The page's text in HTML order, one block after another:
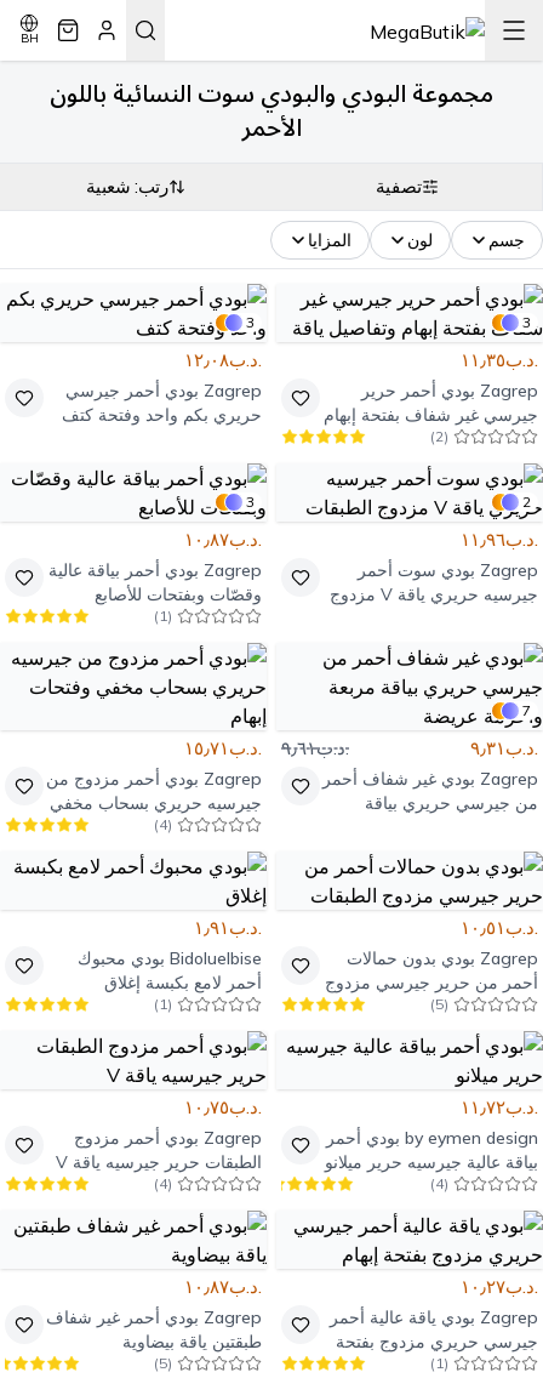
BH
مجموعة البودي والبودي سوت النسائية باللون
الأحمر
تصفية رتب: شعبية
جسم لون المزايا
3
.د.ب١١٫٣٥
Zagrep بودي أحمر حرير
جيرسي غير شفاف بفتحة إبهام
وتفاصيل ياقة(
2
)
3
.د.ب١٢٫٠٨
Zagrep بودي أحمر جيرسي
حريري بكم واحد وفتحة كتف
2
.د.ب١١٫٩٦
Zagrep بودي سوت أحمر
جيرسيه حريري ياقة V مزدوج
3
.د.ب١٠٫٨٧
Zagrep بودي أحمر بياقة عالية
وقصّات وبفتحات للأصابع
(
1
)
7
.د.ب٩٫٣١ .د.ب٩٫٦١
Zagrep بودي غير شفاف أحمر
من جيرسي حريري بياقة
.د.ب١٥٫٧١
Zagrep بودي أحمر مزدوج من
جيرسيه حريري بسحاب مخفي
وفتحات إبهام (
4
)
.د.ب١٠٫٥١
Zagrep بودي بدون حمالات
أحمر من حرير جيرسي مزدوج
الطبقات
(
5
)
.د.ب١٫٩١
Bidoluelbise بودي محبوك
أحمر لامع بكبسة إغلاق
(
1
)
.د.ب١١٫٧٢
by eymen design بودي أحمر
بياقة عالية جيرسيه حرير ميلانو
(
4
)
.د.ب١٠٫٧٥
Zagrep بودي أحمر مزدوج
الطبقات حرير جيرسيه ياقة V
(
4
)
.د.ب١٠٫٢٧
Zagrep بودي ياقة عالية أحمر
جيرسي حريري مزدوج بفتحة
إبهام
(
1
)
.د.ب١٠٫٨٧
Zagrep بودي أحمر غير شفاف
طبقتين ياقة بيضاوية
(
5
)